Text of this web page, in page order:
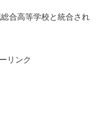
合高等学校と統合され
リンク